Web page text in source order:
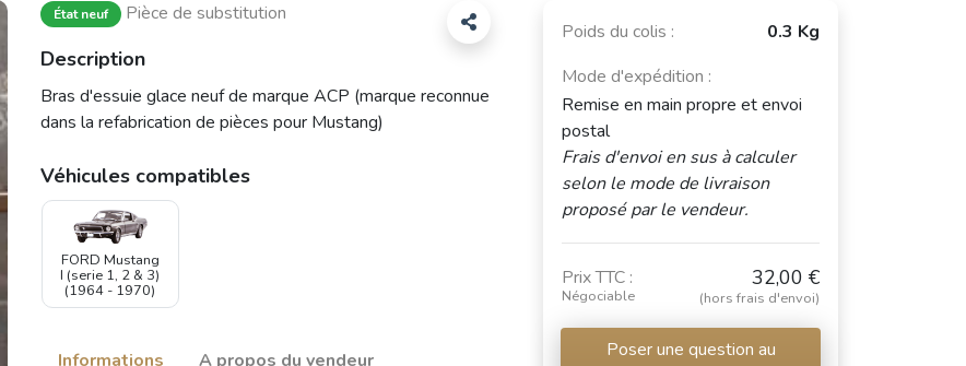
État neuf Pièce de substitution
Description
Bras d'essuie glace neuf de marque ACP (marque reconnue
dans la refabrication de pièces pour Mustang)
Véhicules compatibles
FORD Mustang
I (serie 1, 2 & 3)
(1964 - 1970)
Informations A propos du vendeur
Poids du colis :
0.3 Kg
Mode d'expédition :
Remise en main propre et envoi
postal
Frais d'envoi en sus à calculer
selon le mode de livraison
proposé par le vendeur.
Prix TTC :
Négociable
32,00 €
(hors frais d'envoi)
Poser une question au